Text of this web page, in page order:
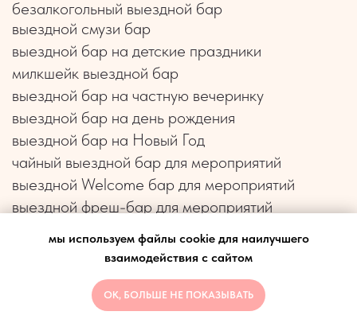
мы используем файлы cookie для наилучшего
взаимодействия с сайтом
ОК, БОЛЬШЕ НЕ ПОКАЗЫВАТЬ